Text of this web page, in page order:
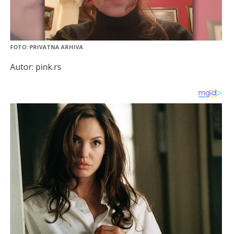
FOTO: PRIVATNA ARHIVA
Autor: pink.rs